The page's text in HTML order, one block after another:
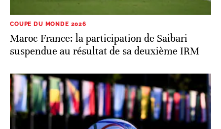
COUPE DU MONDE 2026
Maroc-France: la participation de Saibari
suspendue au résultat de sa deuxième IRM